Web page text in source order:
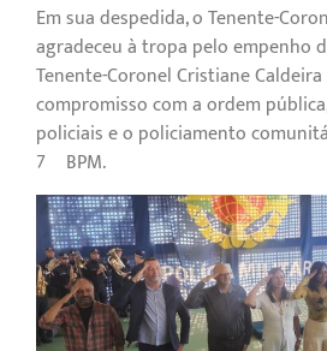
Em sua despedida, o Tenente-
agradeceu à tropa pelo empenho
Tenente-Coronel Cristiane
compromisso com a ordem
policiais e o policiamento
7º BPM.